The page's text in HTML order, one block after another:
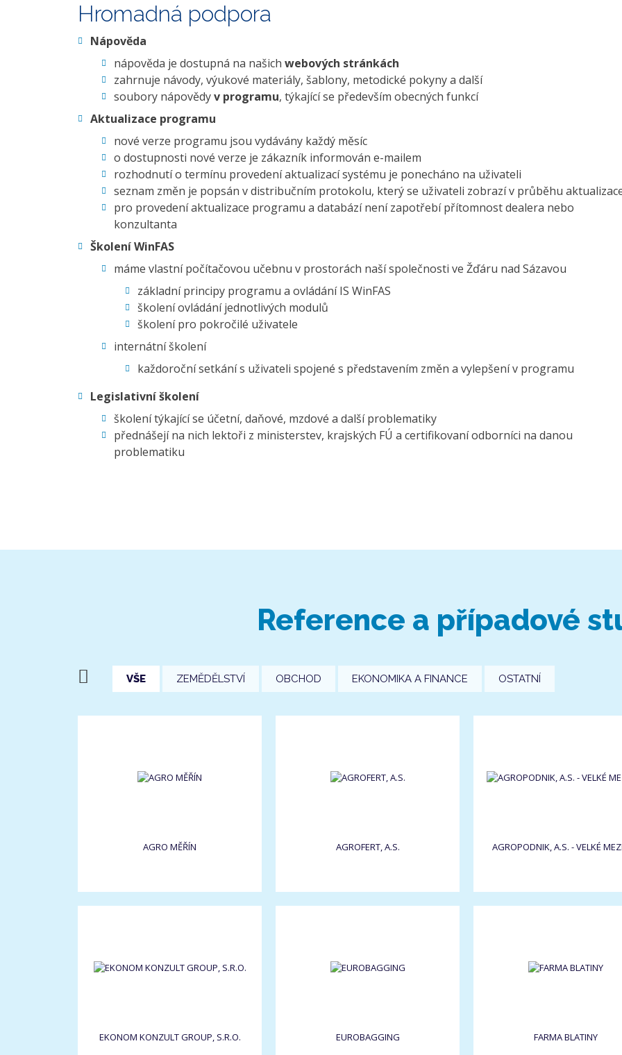
Hromadná podpora
Nápověda
nápověda je dostupná na našich webových stránkách
zahrnuje návody, výukové materiály, šablony, metodické pokyny a další
soubory nápovědyv programu, týkající se především obecných funkcí
Aktualizace programu
nové verze programu jsou vydávány každý měsíc
o dostupnosti nové verze je zákazník informován e-mailem
rozhodnutí o termínu provedení aktualizací systému je ponecháno na uživateli
seznam změn je popsán v distribučním protokolu, který se uživateli zobrazí v průběhu
pro provedení aktualizace programu a databází není zapotřebí přítomnost dealera nebo
konzultanta
Školení WinFAS
máme vlastní počítačovou učebnu v prostorách naší společnosti ve Žďáru nad Sázavou
základní principy programu a ovládání IS WinFAS
školení ovládání jednotlivých modulů
školení pro pokročilé uživatele
internátní školení
každoroční setkání s uživateli spojené s představením změn a vylepšení v programu
Legislativní školení
školení týkající se účetní, daňové, mzdové a další problematiky
přednášejí na nich lektoři z ministerstev, krajských FÚ a certifikovaní odborníci na danou
problematiku
Reference a případové
VŠE ZEMĚDĚLSTVÍ OBCHOD EKONOMIKA A FINANCE OSTATNÍ
AGRO MĚŘÍN AGROFERT, A.S. AGROPODNIK, A.S. - VELKÉ
EKONOM KONZULT GROUP, S.R.O. EUROBAGGING FARMA BLATINY